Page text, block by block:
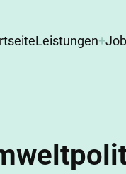
Leistungen